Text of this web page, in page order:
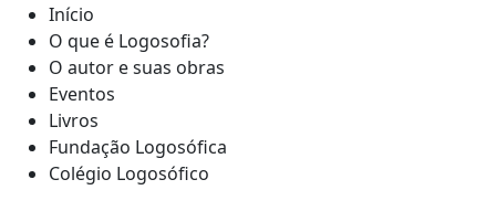
Início
O que é Logosofia?
O autor e suas obras
Eventos
Livros
Fundação Logosófica
Colégio Logosófico